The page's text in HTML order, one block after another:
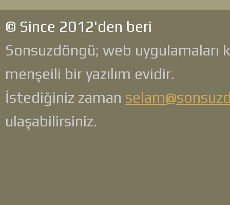
© Since 2012'den beri
Sonsuzdöngü; web uygulamaları
menşeili bir yazılım evidir.
İstediğiniz zaman
ulaşabilirsiniz.